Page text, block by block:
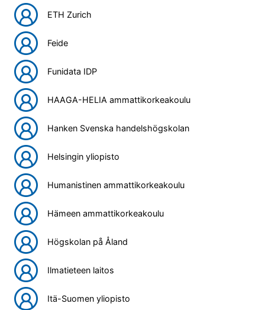
ETH Zurich
Feide
Funidata IDP
HAAGA-HELIA ammattikorkeakoulu
Hanken Svenska handelshögskolan
Helsingin yliopisto
Humanistinen ammattikorkeakoulu
Hämeen ammattikorkeakoulu
Högskolan på Åland
Ilmatieteen laitos
Itä-Suomen yliopisto